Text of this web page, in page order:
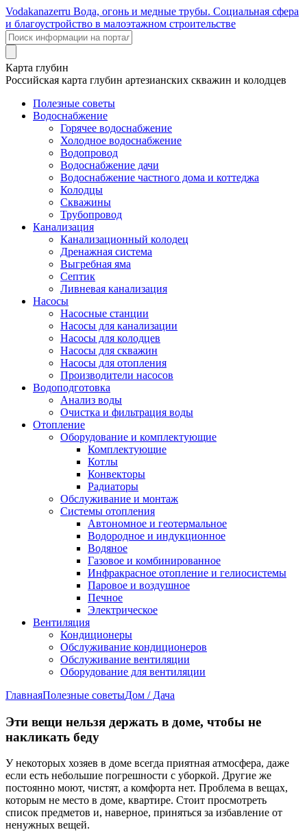
Vodakanazerru Вода, огонь и медные трубы. Социальная сфера
и благоустройство в малоэтажном строительстве
Карта глубин
Российская карта глубин артезианских скважин и колодцев
Полезные советы
Водоснабжение
Горячее водоснабжение
Холодное водоснабжение
Водопровод
Водоснабжение дачи
Водоснабжение частного дома и коттеджа
Колодцы
Скважины
Трубопровод
Канализация
Канализационный колодец
Дренажная система
Выгребная яма
Септик
Ливневая канализация
Насосы
Насосные станции
Насосы для канализации
Насосы для колодцев
Насосы для скважин
Насосы для отопления
Производители насосов
Водоподготовка
Анализ воды
Очистка и фильтрация воды
Отопление
Оборудование и комплектующие
Комплектующие
Котлы
Конвекторы
Радиаторы
Обслуживание и монтаж
Системы отопления
Автономное и геотермальное
Водородное и индукционное
Водяное
Газовое и комбинированное
Инфракрасное отопление и гелиосистемы
Паровое и воздушное
Печное
Электрическое
Вентиляция
Кондиционеры
Обслуживание кондиционеров
Обслуживание вентиляции
Оборудование для вентиляции
ГлавнаяПолезные советыДом / Дача
Эти вещи нельзя держать в доме, чтобы не
накликать беду
У некоторых хозяев в доме всегда приятная атмосфера, даже
если есть небольшие погрешности с уборкой. Другие же
постоянно моют, чистят, а комфорта нет. Проблема в вещах,
которым не место в доме, квартире. Стоит просмотреть
список предметов и, наверное, приняться за избавление от
ненужных вещей.